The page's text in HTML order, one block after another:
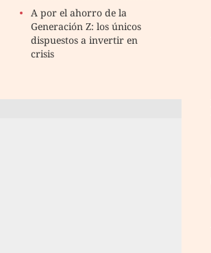
A por el ahorro de la
Generación Z: los únicos
dispuestos a invertir en
crisis